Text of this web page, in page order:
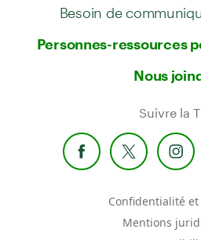
Personnes-ressources
Nous
Suivre la
Confidentialité
Mentions